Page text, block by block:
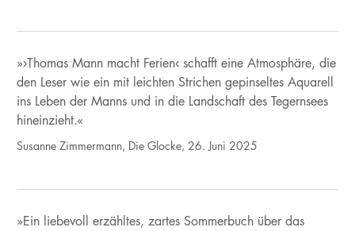
»›Thomas Mann macht Ferien‹ schafft eine Atmosphäre, die
den Leser wie ein mit leichten Strichen gepinseltes Aquarell
ins Leben der Manns und in die Landschaft des Tegernsees
hineinzieht.«
Susanne Zimmermann, Die Glocke, 26. Juni 2025
»Ein liebevoll erzähltes, zartes Sommerbuch über das